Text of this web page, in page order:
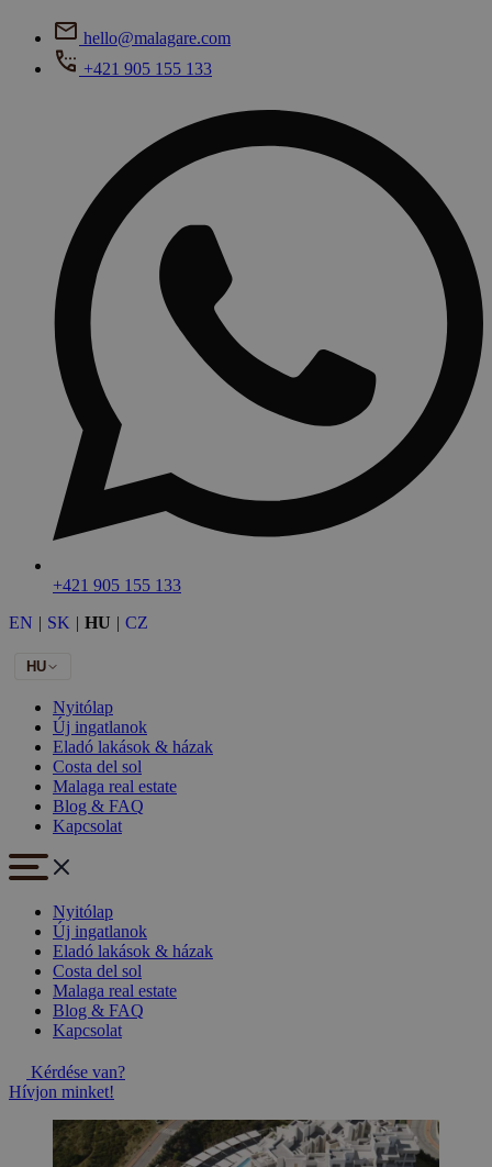
hello@malagare.com
+421 905 155 133
+421 905 155 133
EN | SK | HU | CZ
HU
Nyitólap
Új ingatlanok
Eladó lakások & házak
Costa del sol
Malaga real estate
Blog & FAQ
Kapcsolat
Nyitólap
Új ingatlanok
Eladó lakások & házak
Costa del sol
Malaga real estate
Blog & FAQ
Kapcsolat
Kérdése van?
Hívjon minket!